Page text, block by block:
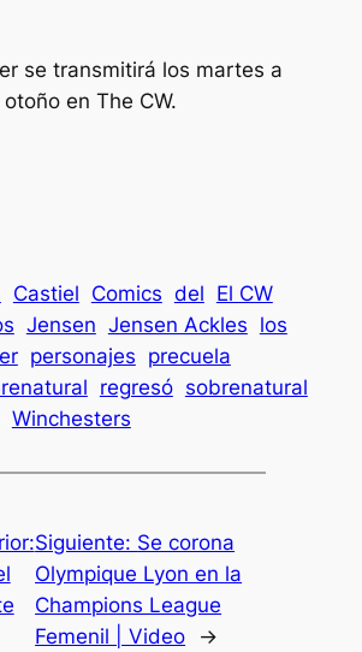
se transmitirá los martes a
en The CW.
Castiel Comics del El CW
Jensen Jensen Ackles los
personajes precuela
regresó sobrenatural
Winchesters
Siguiente: Se corona
Olympique Lyon en la
Champions League
Femenil | Video
→